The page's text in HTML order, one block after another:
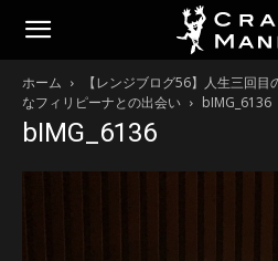
ホーム
【レンジブログ56】人生三回
なフィリピーナとの出会い
bIMG_6136
bIMG_6136